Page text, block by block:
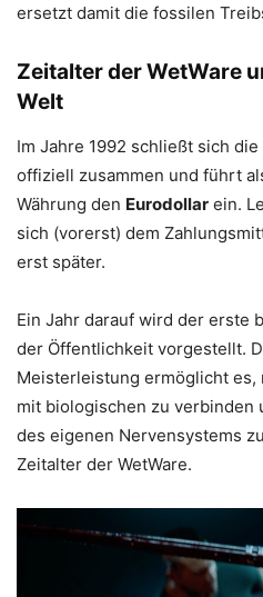
ersetzt damit die fossilen
Zeitalter der WetWare
Welt
Im Jahre 1992 schließt sich
offiziell zusammen und führt
Währung den Eurodollar ein.
sich (vorerst) dem
erst später.
Ein Jahr darauf wird der erste
der Öffentlichkeit vorgestellt.
Meisterleistung ermöglicht es,
mit biologischen zu verbinden
des eigenen Nervensystems
Zeitalter der WetWare.